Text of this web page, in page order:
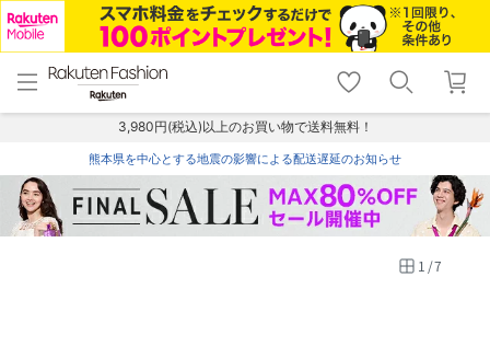
menu home
トップ
shopping_cart lock_outline
ログイン
3,980円(税込)以上のお買い物で送料無料！
熊本県を中心とする地震の影響による配送遅延のお知らせ
1 /7